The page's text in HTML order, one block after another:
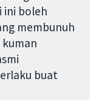
ini boleh
membunuh
buat